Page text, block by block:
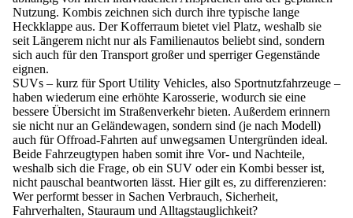
Nutzung. Kombis zeichnen sich durch ihre typische lange
Heckklappe aus. Der Kofferraum bietet viel Platz, weshalb sie
seit Längerem nicht nur als Familienautos beliebt sind, sondern
sich auch für den Transport großer und sperriger Gegenstände
eignen.
SUVs – kurz für Sport Utility Vehicles, also Sportnutzfahrzeuge –
haben wiederum eine erhöhte Karosserie, wodurch sie eine
bessere Übersicht im Straßenverkehrbieten. Außerdem erinnern
sie nicht nur an Geländewagen, sondern sind (je nach Modell)
auch für Offroad-Fahrten auf unwegsamen Untergründen ideal.
Beide Fahrzeugtypen haben somit ihre Vor- und Nachteile,
weshalb sich die Frage, ob ein SUV oder ein Kombi besser ist,
nicht pauschal beantworten lässt. Hier gilt es, zu differenzieren:
Wer performt besser in Sachen Verbrauch, Sicherheit,
Fahrverhalten, Stauraum und Alltagstauglichkeit?